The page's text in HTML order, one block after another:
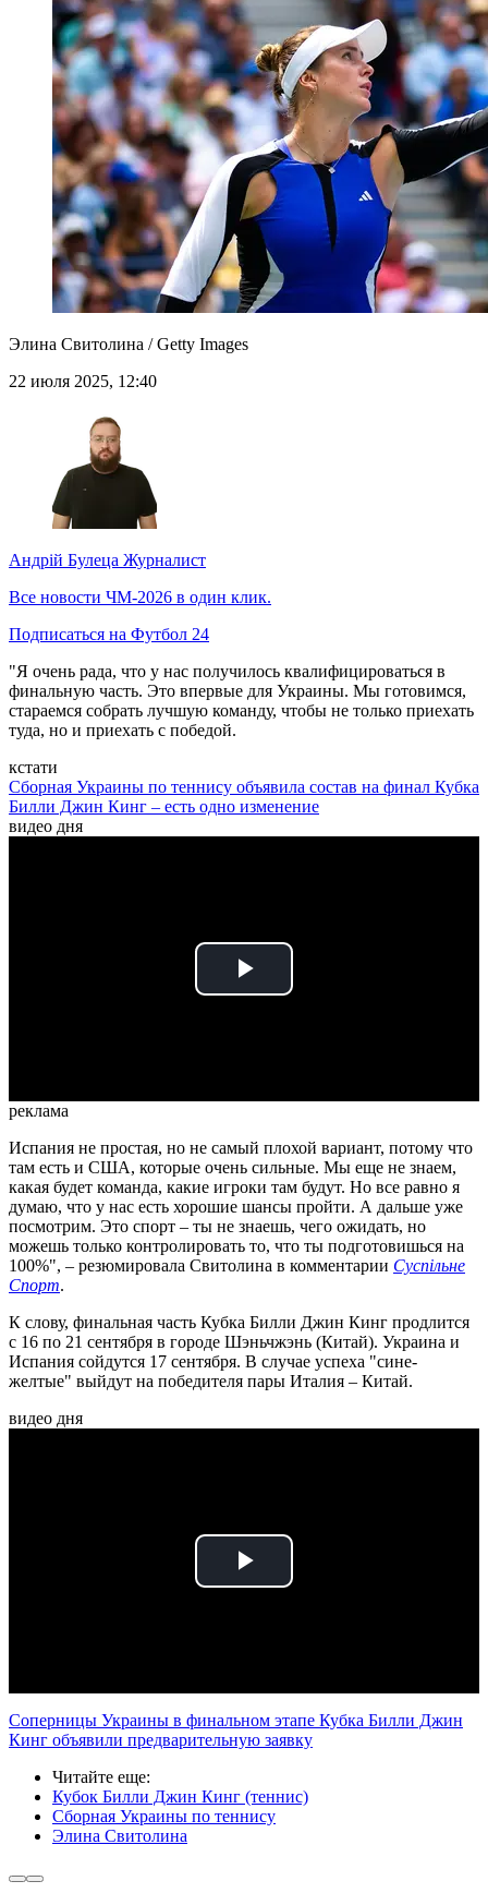
Элина Свитолина / Getty Images
22 июля 2025, 12:40
Андрій Булеца Журналист
Все новости ЧМ-2026 в один клик.
Подписаться на Футбол 24
"Я очень рада, что у нас получилось квалифицироваться в
финальную часть. Это впервые для Украины. Мы готовимся,
стараемся собрать лучшую команду, чтобы не только приехать
туда, но и приехать с победой.
кстати
Сборная Украины по теннису объявила состав на финал Кубка
Билли Джин Кинг – есть одно изменение
видео дня
Play
реклама
Испания не простая, но не самый плохой вариант, потому что
там есть и США, которые очень сильные. Мы еще не знаем,
какая будет команда, какие игроки там будут. Но все равно я
думаю, что у нас есть хорошие шансы пройти. А дальше уже
посмотрим. Это спорт – ты не знаешь, чего ожидать, но
можешь только контролировать то, что ты подготовишься на
100%", – резюмировала Свитолина в комментарии Суспільне
Спорт.
К слову, финальная часть Кубка Билли Джин Кинг продлится
с 16 по 21 сентября в городе Шэньчжэнь (Китай). Украина и
Испания сойдутся 17 сентября. В случае успеха "сине-
желтые" выйдут на победителя пары Италия – Китай.
видео дня
Play
Соперницы Украины в финальном этапе Кубка Билли Джин
Кинг объявили предварительную заявку
Читайте еще:
Кубок Билли Джин Кинг (теннис)
Сборная Украины по теннису
Элина Свитолина